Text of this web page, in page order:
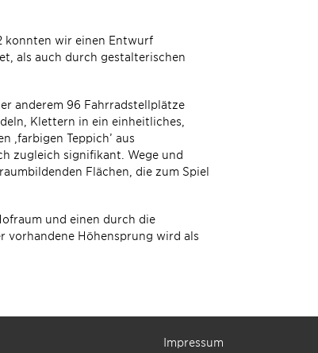
konnten wir einen Entwurf
als auch durch gestalterischen
anderem 96 Fahrradstellplätze
Klettern in ein einheitliches,
‚farbigen Teppich’ aus
zugleich signifikant. Wege und
Flächen, die zum Spiel
und einen durch die
vorhandene Höhensprung wird als
Impressum